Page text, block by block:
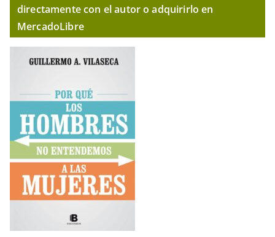
directamente con el autor o adquirirlo en
MercadoLibre